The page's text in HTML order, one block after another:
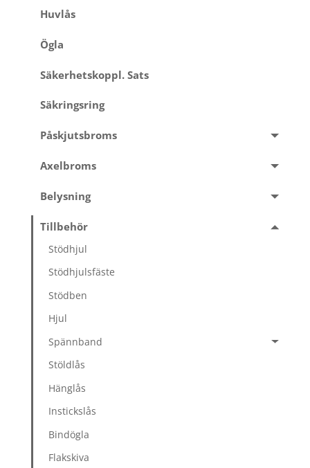
Huvlås
Ögla
Säkerhetskoppl. Sats
Säkringsring
Påskjutsbroms
Axelbroms
Belysning
Tillbehör
Stödhjul
Stödhjulsfäste
Stödben
Hjul
Spännband
Stöldlås
Hänglås
Instickslås
Bindögla
Flakskiva